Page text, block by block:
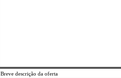
Breve descrição da oferta